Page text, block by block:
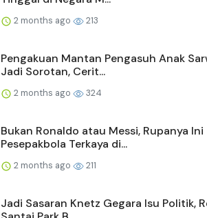
2 months ago 213
Pengakuan Mantan Pengasuh Anak
Jadi Sorotan, Cerit...
2 months ago 324
Bukan Ronaldo atau Messi, Rupanya Ini
Pesepakbola Terkaya di...
2 months ago 211
Jadi Sasaran Knetz Gegara Isu Politik,